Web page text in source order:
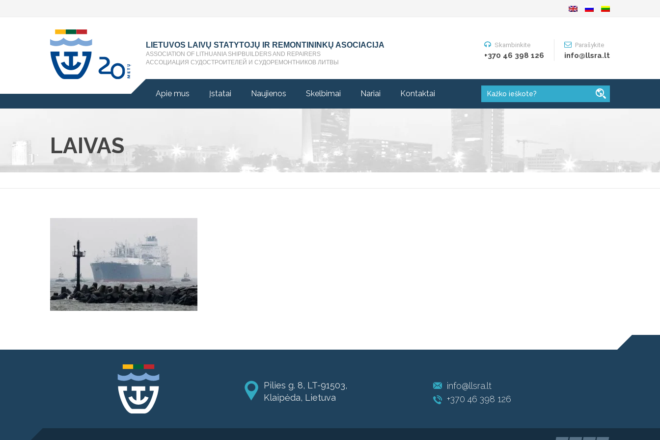
LIETUVOS LAIVŲ STATYTOJŲ IR REMONTININKŲ ASOCIACIJA
ASSOCIATION OF LITHUANIA SHIPBUILDERS AND REPAIRERS
АССОЦИАЦИЯ СУДОСТРОИТЕЛЕЙ И СУДОРЕМОНТНИКОВ ЛИТВЫ
Skambinkite
+370 46 398 126
Parašykite
info@llsra.lt
Apie mus Įstatai Naujienos Skelbimai Nariai Kontaktai
LAIVAS
Pilies g. 8, LT-91503,
Klaipėda, Lietuva
info@llsra.lt
+370 46 398 126